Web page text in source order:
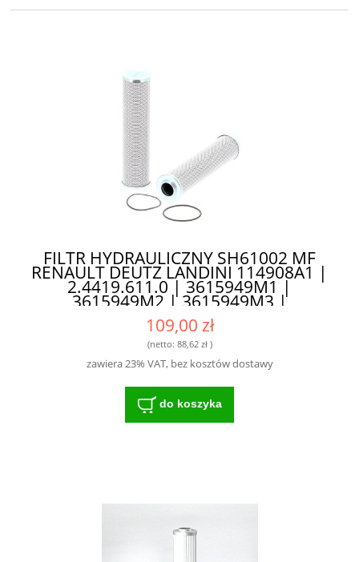
FILTR HYDRAULICZNY SH61002 MF
RENAULT DEUTZ LANDINI 114908A1 |
2.4419.611.0 | 3615949M1 |
3615949M2 | 3615949M3 |
3790454M2 | 3799319M1 |
4305928M1 | 4305928M91 |
4308416H1 | 6005003243 |
6005030722 - NAJLEPSZY WYBÓR DLA
MASZYN ROLNICZYCH
109,00 zł
(netto: 88,62 zł)
zawiera 23% VAT, bez kosztów dostawy
do koszyka